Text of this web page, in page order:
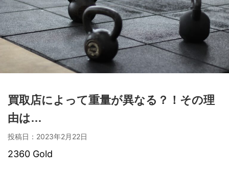
買取店によって重量が異なる？！その理
由は…
投稿日： 2023年2月22日
2360 Gold